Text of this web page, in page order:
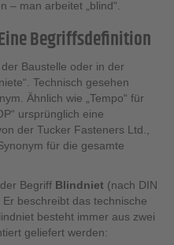
– man arbeitet „blind“.
Begriffsdefinition
Baustelle oder in der
Technisch gesehen
Ähnlich wie „Tempo“ für
ursprünglich eine
der Tucker Fasteners Ltd.,
für die gesamte
Begriff Blindniet (nach DIN
beschreibt das technische
besteht immer aus zwei
geliefert werden: